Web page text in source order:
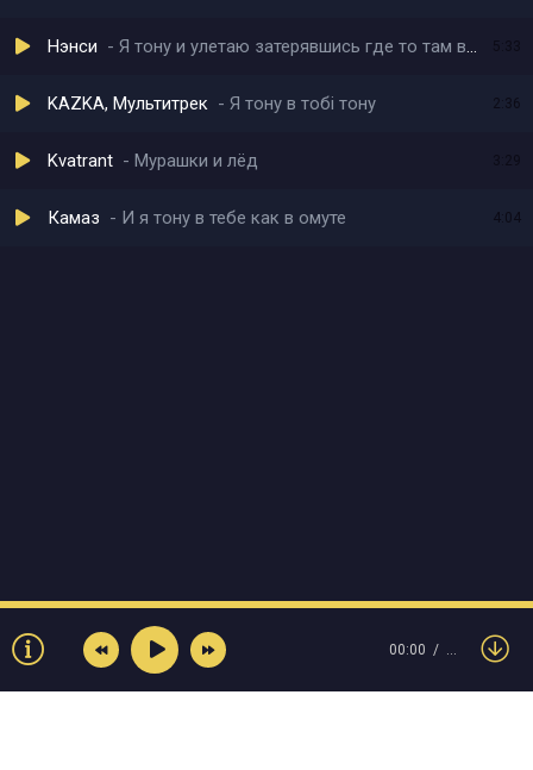
Нэнси Я тону и улетаю затерявшись где то там в твоих глазах
KAZKA, Мультитрек Я тону в тобі тону 2:36
Kvatrant Мурашки и лёд
Камаз И я тону в тебе как в омуте 4:04
00:00 …